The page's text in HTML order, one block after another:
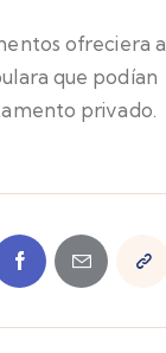
ofreciera a
que podían
privado.